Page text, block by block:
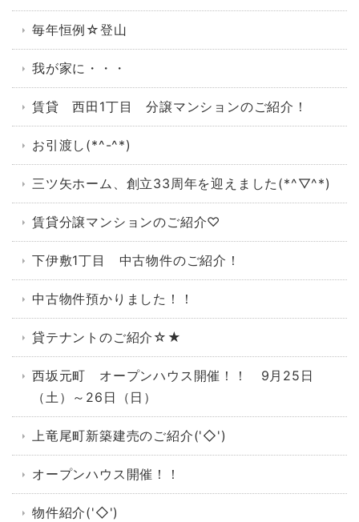
毎年恒例☆登山
我が家に・・・
賃貸 西田1丁目 分譲マンションのご紹介！
お引渡し(*^-^*)
三ツ矢ホーム、創立33周年を迎えました(*^▽^*)
賃貸分譲マンションのご紹介♡
下伊敷1丁目 中古物件のご紹介！
中古物件預かりました！！
貸テナントのご紹介☆★
西坂元町 オープンハウス開催！！ 9月25日
（土）～26日（日）
上竜尾町新築建売のご紹介('◇')ゞ
オープンハウス開催！！
物件紹介('◇')ゞ